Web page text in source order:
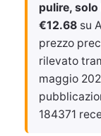
pulire,
€12.68 su
prezzo
rilevato
maggio
184371